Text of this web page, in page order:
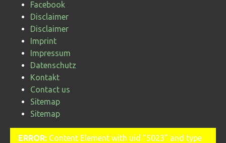
Facebook
Disclaimer
Disclaimer
Imprint
Impressum
Datenschutz
Kontakt
Contact us
Sitemap
Sitemap
ERROR: Content Element with uid "5023" and type